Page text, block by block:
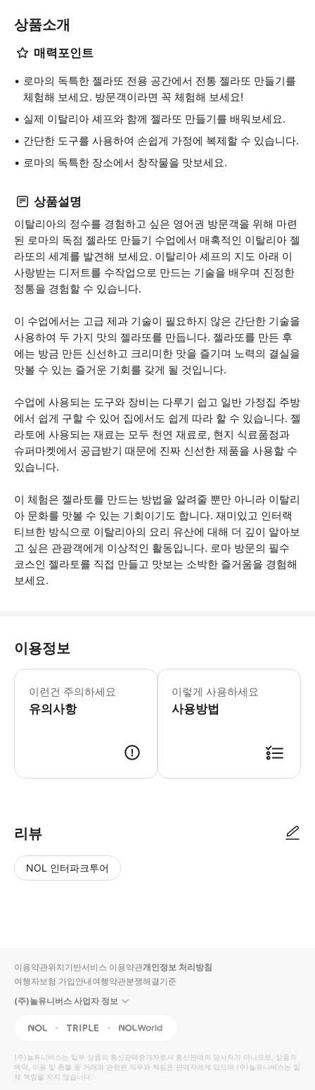
상품소개
매력포인트
로마의 독특한 젤라또 전용 공간에서 전통 젤라또 만들기를
체험해 보세요. 방문객이라면 꼭 체험해 보세요!
실제 이탈리아 셰프와 함께 젤라또 만들기를 배워보세요.
간단한 도구를 사용하여 손쉽게 가정에 복제할 수 있습니다.
로마의 독특한 장소에서 창작물을 맛보세요.
상품설명
이탈리아의 정수를 경험하고 싶은 영어권 방문객을 위해 마련
된 로마의 독점 젤라또 만들기 수업에서 매혹적인 이탈리아 젤
라또의 세계를 발견해 보세요. 이탈리아 셰프의 지도 아래 이
사랑받는 디저트를 수작업으로 만드는 기술을 배우며 진정한
정통을 경험할 수 있습니다.
이 수업에서는 고급 제과 기술이 필요하지 않은 간단한 기술을
사용하여 두 가지 맛의 젤라또를 만듭니다. 젤라또를 만든 후
에는 방금 만든 신선하고 크리미한 맛을 즐기며 노력의 결실을
맛볼 수 있는 즐거운 기회를 갖게 될 것입니다.
수업에 사용되는 도구와 장비는 다루기 쉽고 일반 가정집 주방
에서 쉽게 구할 수 있어 집에서도 쉽게 따라 할 수 있습니다. 젤
라토에 사용되는 재료는 모두 천연 재료로, 현지 식료품점과
슈퍼마켓에서 공급받기 때문에 진짜 신선한 제품을 사용할 수
있습니다.
이 체험은 젤라토를 만드는 방법을 알려줄 뿐만 아니라 이탈리
아 문화를 맛볼 수 있는 기회이기도 합니다. 재미있고 인터랙
티브한 방식으로 이탈리아의 요리 유산에 대해 더 깊이 알아보
고 싶은 관광객에게 이상적인 활동입니다. 로마 방문의 필수
코스인 젤라토를 직접 만들고 맛보는 소박한 즐거움을 경험해
보세요.
이용정보
이런건 주의하세요
유의사항
* 소요시간 : 90분 (옵션에 따라 소요
이렇게 사용하세요
사용방법
리뷰
NOL 인터파크투어
입니
다.
높
은
순
동
영
상
순
상
이용약관위치기반서비스 이용약관개인정보 처리방침
여행자보험 가입안내여행약관분쟁해결기준
(주)놀유니버스 사업자 정보
NOL Triple Interpark Global
(주)놀유니버스는 일부 상품의 통신판매중개자로서 통신판매의 당사자가 아니므로, 상품의
예약, 이용 및 환불 등 거래와 관련된 의무와 책임은 판매자에게 있으며 (주)놀유니버스는 일
체 책임을 지지 않습니다.